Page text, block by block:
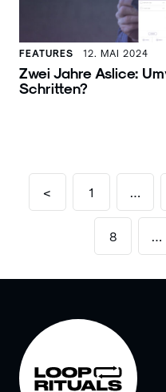
FEATURES 12. MAI 2024
Zwei Jahre Aslice:
Schritten?
< 1 …
8 …